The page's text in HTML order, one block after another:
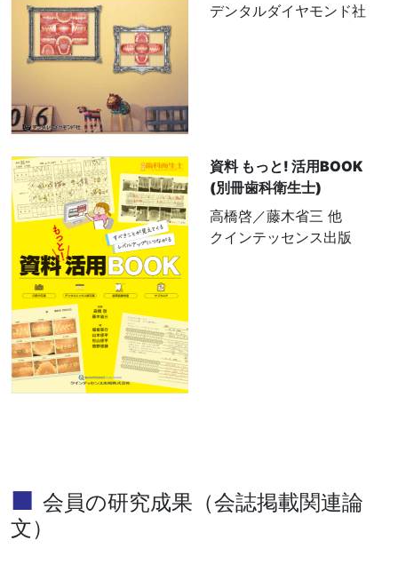
デンタルダイヤモンド社
資料 もっと! 活用BOOK
(別冊歯科衛生士)
高橋啓／藤木省三 他
クインテッセンス出版
会員の研究成果（会誌掲載関連論
文）